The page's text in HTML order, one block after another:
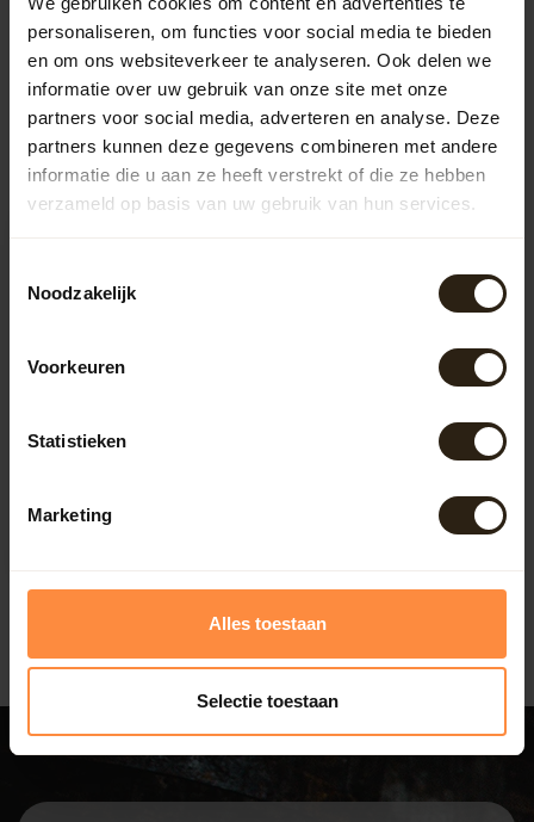
personaliseren, om functies voor social media te bieden
en om ons websiteverkeer te analyseren. Ook delen we
informatie over uw gebruik van onze site met onze
partners voor social media, adverteren en analyse. Deze
partners kunnen deze gegevens combineren met andere
informatie die u aan ze heeft verstrekt of die ze hebben
verzameld op basis van uw gebruik van hun services.
Noodzakelijk
Voorkeuren
Statistieken
Marketing
Alles toestaan
Selectie toestaan
Neem gerust contact op met onze klantenservice op
info@barrelatelier.nl of038 - 3760185. We helpen je graag!
Recent bekeken
Fruitkist 'Original'
gebruikte houten Fruitkist is
nog in volledige onbeha...
13,50